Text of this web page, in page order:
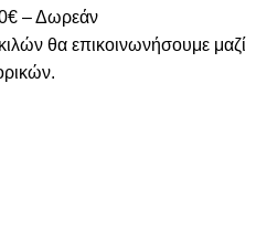
– Δωρεάν
θα επικοινωνήσουμε μαζί